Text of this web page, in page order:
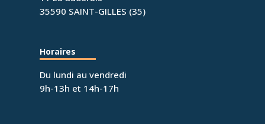
35590 SAINT-GILLES (35)
Horaires
Du lundi au vendredi
9h-13h et 14h-17h